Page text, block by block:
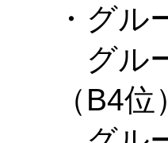
・グ
グル
（B4位）